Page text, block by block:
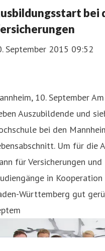
bei
September 2015 09:52
10. September
Auszubildende und
bei den
Um für die
für Versicherungen
in
Württemberg gut